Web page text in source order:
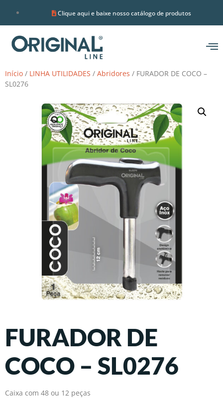
Clique aqui e baixe nosso catálogo de produtos
Início / LINHA UTILIDADES / Abridores / FURADOR DE COCO –
SL0276
FURADOR DE
COCO – SL0276
Caixa com 48 ou 12 peças